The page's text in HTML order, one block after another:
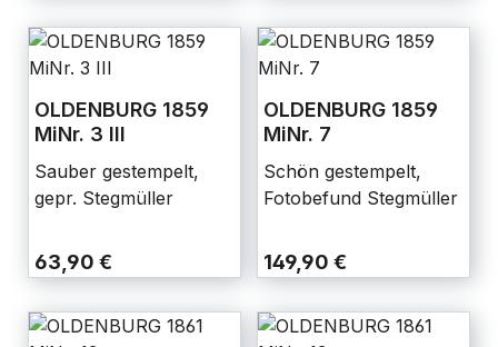
OLDENBURG 1859
MiNr. 3 III
Sauber gestempelt,
gepr. Stegmüller
63,90 €
OLDENBURG 1859
MiNr. 7
Schön gestempelt,
Fotobefund Stegmüller
149,90 €